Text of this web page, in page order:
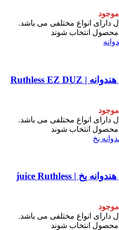
دارای انواع مختلفی می باشد.
انتخاب شوند
جویس راتلس توت فرنگی هندوانه | Ruthless EZ DUZ
دارای انواع مختلفی می باشد.
انتخاب شوند
جویس راتلس توت فرنگی هندوانه یخ | juice Ruthless
دارای انواع مختلفی می باشد.
انتخاب شوند